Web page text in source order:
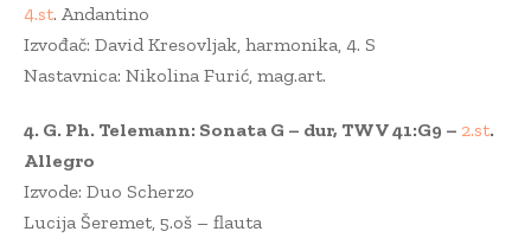
4.st. Andantino
Izvođač: David Kresovljak, harmonika, 4. S
Nastavnica: Nikolina Furić, mag.art.
4. G. Ph. Telemann: Sonata G – dur, TWV 41:G9 – 2.st.
Allegro
Izvode: Duo Scherzo
Lucija Šeremet, 5.oš – flauta